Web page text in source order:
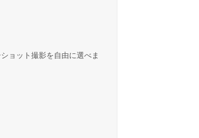
ョット撮影を自由に選べま